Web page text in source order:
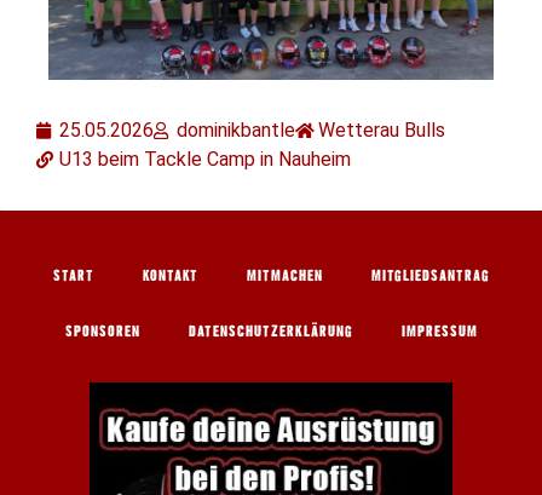
25.05.2026 dominikbantle
Wetterau Bulls
U13 beim Tackle Camp in Nauheim
START KONTAKT MITMACHEN MITGLIEDSANTRAG
SPONSOREN DATENSCHUTZERKLÄRUNG IMPRESSUM